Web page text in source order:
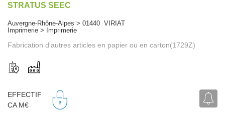
STRATUS SEEC
Auvergne-Rhône-Alpes > 01440 VIRIAT
Imprimerie > Imprimerie
Fabrication d'autres articles en papier ou en carton(1729Z)
EFFECTIF
CA M€